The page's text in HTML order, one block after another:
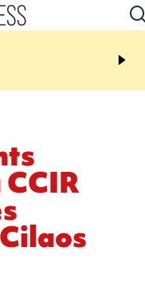
20:17
routière, concours de